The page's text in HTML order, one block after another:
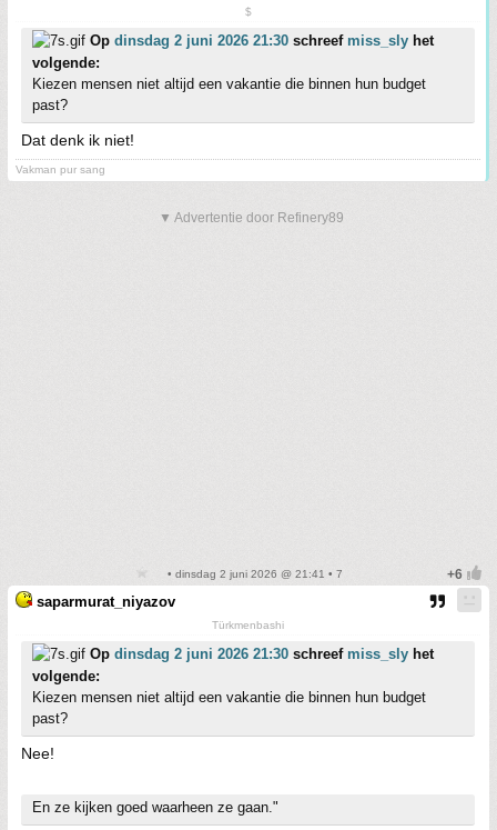
$
Op dinsdag 2 juni 2026 21:30 schreef miss_sly het
volgende:
Kiezen mensen niet altijd een vakantie die binnen hun budget
past?
Dat denk ik niet!
Vakman pur sang
▼ Advertentie door Refinery89
• dinsdag 2 juni 2026 @ 21:41 • 7
saparmurat_niyazov
Türkmenbashi
Op dinsdag 2 juni 2026 21:30 schreef miss_sly het
volgende:
Kiezen mensen niet altijd een vakantie die binnen hun budget
past?
Nee!
En ze kijken goed waarheen ze gaan."